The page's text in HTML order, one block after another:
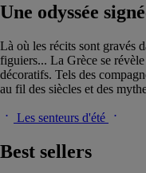
Une odyssée
Là où les récits sont gravés
figuiers... La Grèce se
décoratifs. Tels des
au fil des siècles et des
Les senteurs d'été
Best sellers